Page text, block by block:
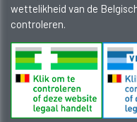
wettelikheid van de
controleren.